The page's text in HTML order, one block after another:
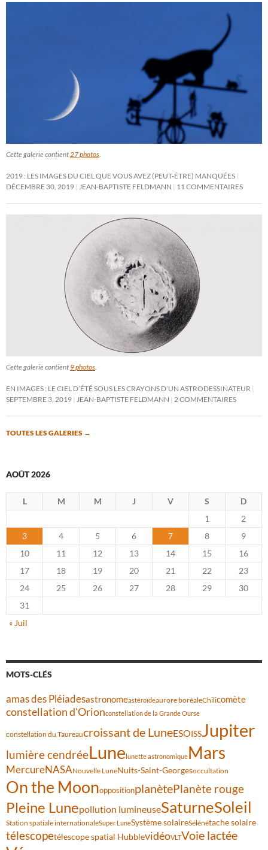
Cette galerie contient 27 photos
2019 : LES IMAGES DU CIEL QUE VOUS AVEZ (PEUT-ÊTRE) MANQUÉES
DÉCEMBRE 30, 2019
JEAN-BAPTISTE FELDMANN 11 COMMENTAIRES
Cette galerie contient 9 photos
EN IMAGES : LE CIEL D’ÉTÉ SOUS LES CRAYONS D’UN ASTRODESSINATEUR
SEPTEMBRE 3, 2019
JEAN-BAPTISTE FELDMANN 2 COMMENTAIRES
TOUTES LES GALERIES →
AOÛT 2026
L M M J V S
D
1
2
3
4 5 6 7 8
9
10
11 12 13 14 15
16
17
18 19 20 21 22
23
24
25 26 27 28 29
30
31
« Juil
MOTS-CLÉS
amas des Pléiadesastronomeastéroïdeaurore boréaleChilicomète
constellation d'Orionconstellation de la Grande Ourse
constellation du Taureaucroissant de LuneESOISSJupiter
lumière cendréeLunelunette astronomiqueMars
MercureNASANouvelle LuneNuits-Saint-Georgesoccultation
On the MoonoppositionplanètePlanète rouge
Pleine Lunepollution lumineuseSaturneSoleil
Station spatiale internationaleSuper LuneSystème solaireSélénétache solaire
télescopetélescope spatial HubblevidéoVLTVoie lactée